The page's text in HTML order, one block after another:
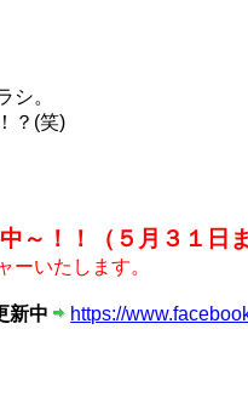
シ。
？(笑)
～！！（５月３１日ま
ーいたします。
新中
https://